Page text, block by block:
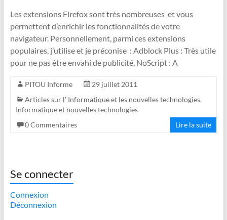
Les extensions Firefox sont très nombreuses et vous
permettent d’enrichir les fonctionnalités de votre
navigateur. Personnellement, parmi ces extensions
populaires, j’utilise et je préconise : Adblock Plus : Très utile
pour ne pas être envahi de publicité, NoScript : A
PITOU Informe
29 juillet 2011
Articles sur l' Informatique et les nouvelles technologies,
Informatique et nouvelles technologies
0 Commentaires
Lire la suite
Se connecter
Connexion
Déconnexion